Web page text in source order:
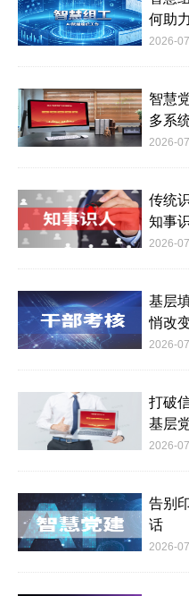
何助
2026-
智慧
多系
2026-
传统
知事
2026-
基层
悄改
2026-
打破
基层
2026-
告别
话
2026-